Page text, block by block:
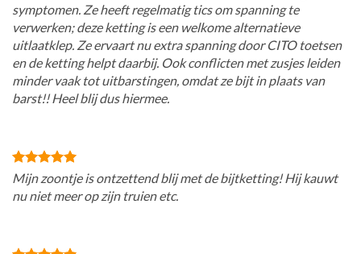
symptomen. Ze heeft regelmatig tics om spanning te
verwerken; deze ketting is een welkome alternatieve
uitlaatklep. Ze ervaart nu extra spanning door CITO toetsen
en de ketting helpt daarbij. Ook conflicten met zusjes leiden
minder vaak tot uitbarstingen, omdat ze bijt in plaats van
barst!! Heel blij dus hiermee.
Mijn zoontje is ontzettend blij met de bijtketting! Hij kauwt
nu niet meer op zijn truien etc.